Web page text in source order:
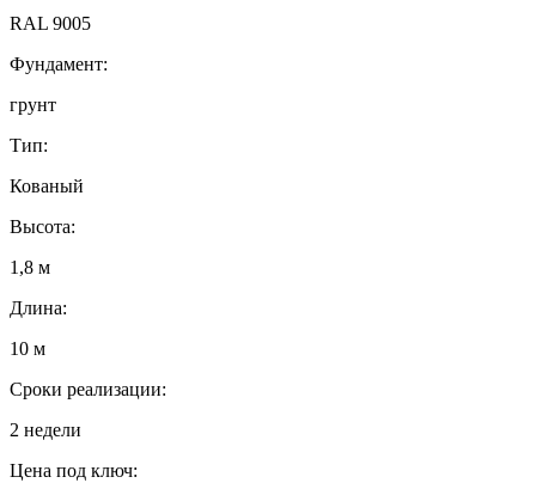
RAL 9005
Фундамент:
грунт
Тип:
Кованый
Высота:
1,8 м
Длина:
10 м
Сроки реализации:
2 недели
Цена под ключ: